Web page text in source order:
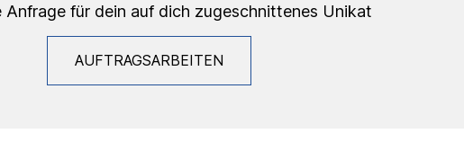
Anfrage für dein auf dich zugeschnittenes Unikat
AUFTRAGSARBEITEN